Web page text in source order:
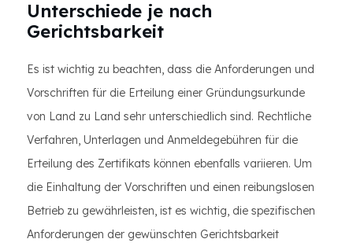
Unterschiede je nach
Gerichtsbarkeit
Es ist wichtig zu beachten, dass die Anforderungen und
Vorschriften für die Erteilung einer Gründungsurkunde
von Land zu Land sehr unterschiedlich sind. Rechtliche
Verfahren, Unterlagen und Anmeldegebühren für die
Erteilung des Zertifikats können ebenfalls variieren. Um
die Einhaltung der Vorschriften und einen reibungslosen
Betrieb zu gewährleisten, ist es wichtig, die spezifischen
Anforderungen der gewünschten Gerichtsbarkeit